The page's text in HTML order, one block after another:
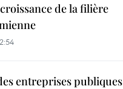
de la filière
entreprises publiques